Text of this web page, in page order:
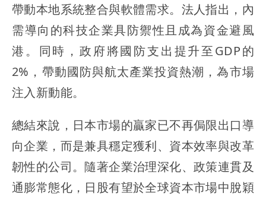
帶動本地系統整合與軟體需求。法人指出，內
需導向的科技企業具防禦性且成為資金避風
港。同時，政府將國防支出提升至GDP的
2%，帶動國防與航太產業投資熱潮，為市場
注入新動能。
總結來說，日本市場的贏家已不再侷限出口導
向企業，而是兼具穩定獲利、資本效率與改革
韌性的公司。隨著企業治理深化、政策連貫及
通膨常態化，日股有望於全球資本市場中脫穎